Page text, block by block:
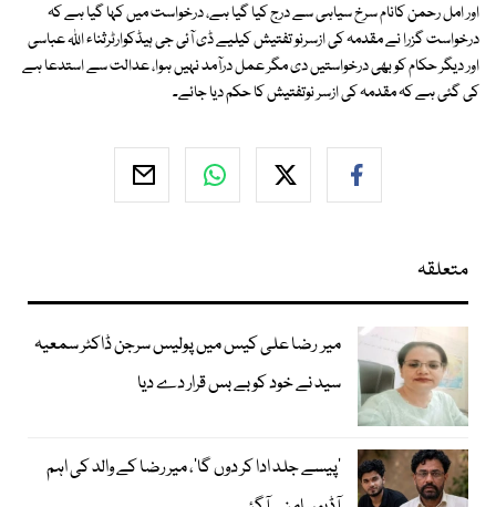
اور امل رحمن کانام سرخ سیاہی سے درج کیا گیا ہے، درخواست میں کہا گیا ہے کہ
درخواست گزرا نے مقدمہ کی ازسرنو تفتیش کیلیے ڈی آئی جی ہیڈکوارٹرثناء اللہ عباسی
اور دیگر حکام کو بھی درخواستیں دی مگر عمل درآمد نہیں ہوا، عدالت سے استدعا ہے
کی گئی ہے کہ مقدمہ کی ازسر نوتفتیش کا حکم دیا جائے۔
متعلقہ
میر رضا علی کیس میں پولیس سرجن ڈاکٹر سمعیہ
سید نے خود کو بے بس قرار دے دیا
’پیسے جلد ادا کر دوں گا‘، میر رضا کے والد کی اہم